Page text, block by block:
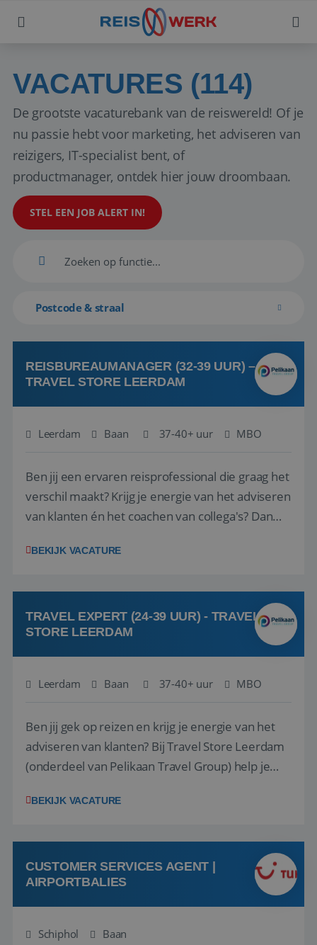
VACATURES (114)
De grootste vacaturebank van de reiswereld! Of je
nu passie hebt voor marketing, het adviseren van
reizigers, IT-specialist bent, of
productmanager, ontdek hier jouw droombaan.
STEL EEN JOB ALERT IN!
Postcode & straal
REISBUREAUMANAGER (32-39 UUR) –
TRAVEL STORE LEERDAM
Leerdam Baan 37-40+ uur MBO
Ben jij een ervaren reisprofessional die graag het
verschil maakt? Krijg je energie van het adviseren
van klanten én het coachen van collega's? Dan
(onderdeel van Pelikaan Travel Group) zoeken
team het reisbureau verder...
BEKIJK VACATURE
TRAVEL EXPERT (24-39 UUR) - TRAVEL
STORE LEERDAM
Leerdam Baan 37-40+ uur MBO
Ben jij gek op reizen en krijg je energie van het
adviseren van klanten? Bij Travel Store Leerdam
(onderdeel van Pelikaan Travel Group) help je
vinden. Samen maken we van elke reis een
hebt in de reisbranche of j...
BEKIJK VACATURE
CUSTOMER SERVICES AGENT |
AIRPORTBALIES
Schiphol Baan